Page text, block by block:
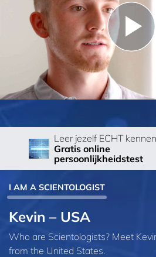
Leer jezelf ECHT kennen
Gratis online
persoonlijkheidstest
I AM A SCIENTOLOGIST
Kevin – USA
Who are Scientologists? Meet
from the United States.